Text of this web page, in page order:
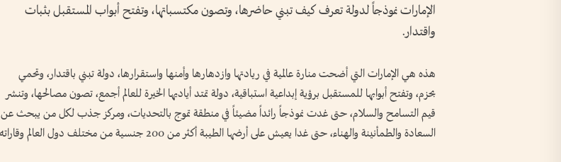
الإمارات نموذجاً لدولة تعرف كيف تبني حاضرها، وتصون مكتسباتها، وتفتح أبواب المستقبل بثبات
واقتدار.
هذه هي الإمارات التي أضحت منارة عالمية في ريادتها وازدهارها وأمنها واستقرارها، دولة تبني باقتدار، وتحمي
بحزم، وتفتح أبوابها للمستقبل برؤية إبداعية استباقية، دولة تمتد أياديها الخيرة للعالم أجمع، تصون مصالحها، وتنشر
قيم التسامح والسلام، حتى غدت نموذجاً رائداً مضيئاً في منطقة تموج بالتحديات، ومركز جذب لكل من يبحث عن
السعادة والطمأنينة والهناء، حتى غدا يعيش على أرضها الطيبة أكثر من 200 جنسية من مختلف دول العالم وقاراته.